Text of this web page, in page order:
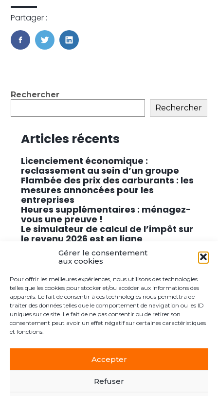
Gérer le consentement
aux cookies
Pour offrir les meilleures expériences, nous utilisons des technologies
telles que les cookies pour stocker et/ou accéder aux informations des
appareils. Le fait de consentir à ces technologies nous permettra de
traiter des données telles que le comportement de navigation ou les ID
uniques sur ce site. Le fait de ne pas consentir ou de retirer son
consentement peut avoir un effet négatif sur certaines caractéristiques
et fonctions.
Accepter
Refuser
Partager :
FaceBook
TwitterLinkedIn
Blog
Rechercher
Rechercher
Articles récents
Licenciement économique :
reclassement au sein d’un groupe
Flambée des prix des carburants : les
mesures annoncées pour les
entreprises
Heures supplémentaires : ménagez-
vous une preuve !
Le simulateur de calcul de l’impôt sur
le revenu 2026 est en ligne
Promouvoir des solutions de
cybersécurité conformes au RGPD
Commentaires récents
Aucun commentaire à afficher.